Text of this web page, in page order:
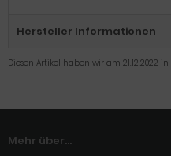
Hersteller Informationen
Diesen Artikel haben wir am 21.12.2022
Mehr über...